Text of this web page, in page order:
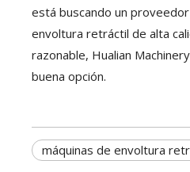
está buscando un
envoltura retráctil de alta
razonable, Hualian
buena opción.
máquinas de envoltura